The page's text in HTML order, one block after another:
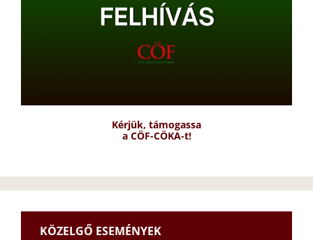
Kérjük, támogassa
a CÖF-CÖKA-t!
KÖZELGŐ ESEMÉNYEK